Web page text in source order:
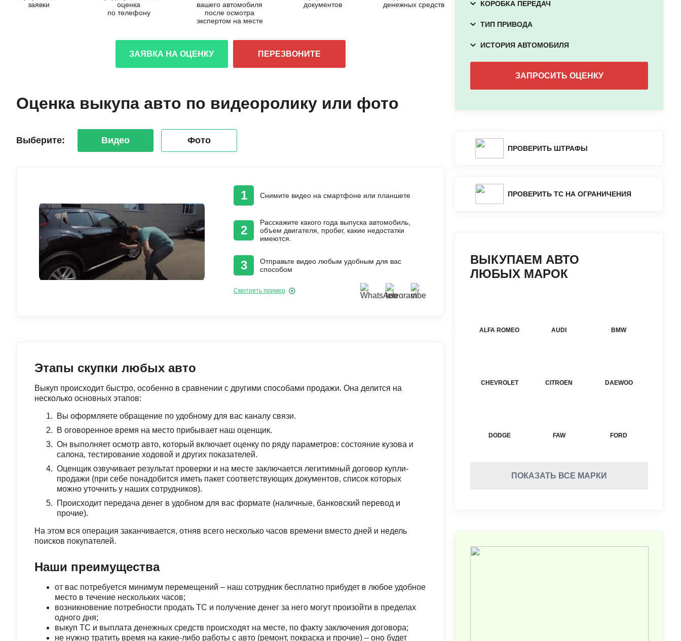
заявки
оценка
по телефону
вашего автомобиля
после осмотра
экспертом на месте
документов
денежных средств
ЗАЯВКА НА ОЦЕНКУ ПЕРЕЗВОНИТЕ
Оценка выкупа авто по видеоролику или фото
Выберите: Видео Фото
1 Снимите видео на смартфоне или планшете
2
Расскажите какого года выпуска автомобиль,
объем двигателя, пробег, какие недостатки
имеются.
3
Отправьте видео любым удобным для вас
способом
Смотреть пример
Этапы скупки любых авто
Выкуп происходит быстро, особенно в сравнении с другими способами продажи. Она делится на
несколько основных этапов:
Вы оформляете обращение по удобному для вас каналу связи.
В оговоренное время на место прибывает наш оценщик.
Он выполняет осмотр авто, который включает оценку по ряду параметров: состояние кузова и
салона, тестирование ходовой и других показателей.
Оценщик озвучивает результат проверки и на месте заключается легитимный договор купли-
продажи (при себе понадобится иметь пакет соответствующих документов, список которых
можно уточнить у наших сотрудников).
Происходит передача денег в удобном для вас формате (наличные, банковский перевод и
прочие).
На этом вся операция заканчивается, отняв всего несколько часов времени вместо дней и недель
поисков покупателей.
Наши преимущества
от вас потребуется минимум перемещений – наш сотрудник бесплатно прибудет в любое удобное
место в течение нескольких часов;
возникновение потребности продать ТС и получение денег за него могут произойти в пределах
одного дня;
выкуп ТС и выплата денежных средств происходят на месте, по факту заключения договора;
не нужно тратить время на какие-либо работы с авто (ремонт, покраска и прочие) – оно будет
КОРОБКА ПЕРЕДАЧ
ТИП ПРИВОДА
ИСТОРИЯ АВТОМОБИЛЯ
ПРОВЕРИТЬ ШТРАФЫ
ПРОВЕРИТЬ ТС НА ОГРАНИЧЕНИЯ
ВЫКУПАЕМ АВТО
ЛЮБЫХ МАРОК
ALFA ROMEO AUDI BMW
CHEVROLET CITROEN DAEWOO
DODGE FAW FORD
ПОКАЗАТЬ ВСЕ МАРКИ